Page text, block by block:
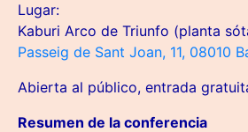
Lugar:
Kaburi Arco de Triunfo (planta
Passeig de Sant Joan, 11, 08010
Abierta al público, entrada
Resumen de la conferencia